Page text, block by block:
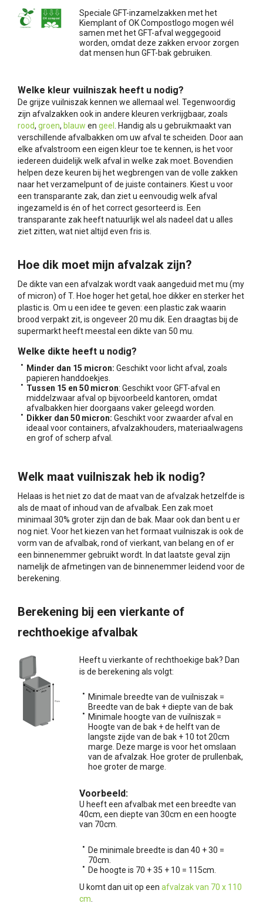
Speciale GFT-inzamelzakken met het
Kiemplant of OK Compostlogo mogen wél
samen met het GFT-afval weggegooid
worden, omdat deze zakken ervoor zorgen
dat mensen hun GFT-bak gebruiken.
Welke kleur vuilniszak heeft u nodig?
De grijze vuilniszak kennen we allemaal wel. Tegenwoordig
zijn afvalzakken ook in andere kleuren verkrijgbaar, zoals
rood, groen, blauw en geel . Handig als u gebruikmaakt van
verschillende afvalbakken om uw afval te scheiden. Door aan
elke afvalstroom een eigen kleur toe te kennen, is het voor
iedereen duidelijk welk afval in welke zak moet. Bovendien
helpen deze keuren bij het wegbrengen van de volle zakken
naar het verzamelpunt of de juiste containers. Kiest u voor
een transparante zak, dan ziet u eenvoudig welk afval
ingezameld is én of het correct gesorteerd is. Een
transparante zak heeft natuurlijk wel als nadeel dat u alles
ziet zitten, wat niet altijd even fris is.
Hoe dik moet mijn afvalzak zijn?
De dikte van een afvalzak wordt vaak aangeduid met mu (my
of micron) of T. Hoe hoger het getal, hoe dikker en sterker het
plastic is. Om u een idee te geven: een plastic zak waarin
brood verpakt zit, is ongeveer 20 mu dik. Een draagtas bij de
supermarkt heeft meestal een dikte van 50 mu.
Welke dikte heeft u nodig?
Minder dan 15 micron: Geschikt voor licht afval, zoals
papieren handdoekjes.
Tussen 15 en 50 micron: Geschikt voor GFT-afval en
middelzwaar afval op bijvoorbeeld kantoren, omdat
afvalbakken hier doorgaans vaker geleegd worden.
Dikker dan 50 micron: Geschikt voor zwaarder afval en
ideaal voor containers, afvalzakhouders, materiaalwagens
en grof of scherp afval.
Welk maat vuilniszak heb ik nodig?
Helaas is het niet zo dat de maat van de afvalzak hetzelfde is
als de maat of inhoud van de afvalbak. Een zak moet
minimaal 30% groter zijn dan de bak. Maar ook dan bent u er
nog niet. Voor het kiezen van het formaat vuilniszak is ook de
vorm van de afvalbak, rond of vierkant, van belang en of er
een binnenemmer gebruikt wordt. In dat laatste geval zijn
namelijk de afmetingen van de binnenemmer leidend voor de
berekening.
Berekening bij een vierkante of
rechthoekige afvalbak
Heeft u vierkante of rechthoekige bak? Dan
is de berekening als volgt:
Minimale breedte van de vuilniszak =
Breedte van de bak + diepte van de bak
Minimale hoogte van de vuilniszak =
Hoogte van de bak + de helft van de
langste zijde van de bak + 10 tot 20cm
marge. Deze marge is voor het omslaan
van de afvalzak. Hoe groter de prullenbak,
hoe groter de marge.
Voorbeeld:
U heeft een afvalbak met een breedte van
40cm, een diepte van 30cm en een hoogte
van 70cm.
De minimale breedte is dan 40 + 30 =
70cm.
De hoogte is 70 + 35 + 10 = 115cm.
U komt dan uit op een afvalzak van 70 x 110
cm